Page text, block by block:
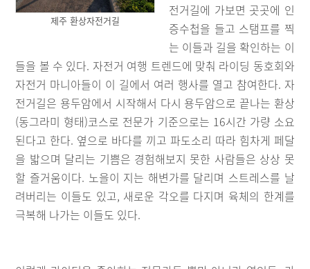
제주 환상자전거길
전거길에 가보면 곳곳에 인
증수첩을 들고 스탬프를 찍
는 이들과 길을 확인하는 이
들을 볼 수 있다. 자전거 여행 트렌드에 맞춰 라이딩 동호회와
자전거 마니아들이 이 길에서 여러 행사를 열고 참여한다. 자
전거길은 용두암에서 시작해서 다시 용두암으로 끝나는 환상
(동그라미 형태)코스로 전문가 기준으로는 16시간 가량 소요
된다고 한다. 옆으로 바다를 끼고 파도소리 따라 힘차게 페달
을 밟으며 달리는 기쁨은 경험해보지 못한 사람들은 상상 못
할 즐거움이다. 노을이 지는 해변가를 달리며 스트레스를 날
려버리는 이들도 있고, 새로운 각오를 다지며 육체의 한계를
극복해 나가는 이들도 있다.